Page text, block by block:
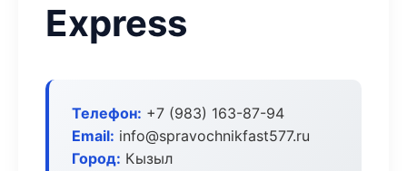
Express
Телефон: +7 (983) 163-87-94
Email: info@spravochnikfast577.ru
Город: Кызыл